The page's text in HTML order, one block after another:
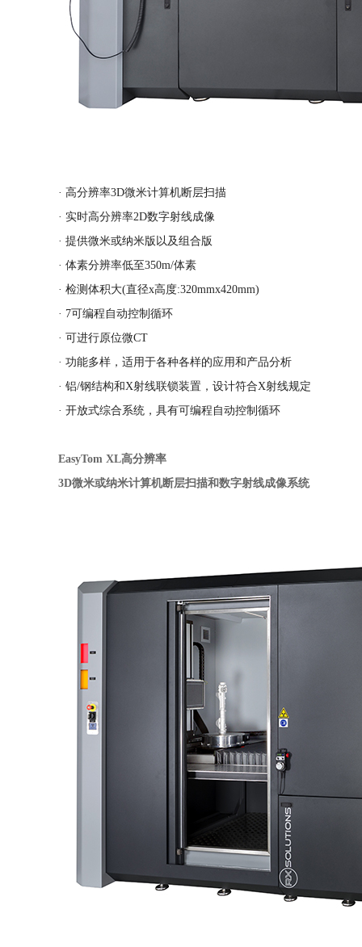
· 高分辨率3D微米计算机断层扫描
· 实时高分辨率2D数字射线成像
· 提供微米或纳米版以及组合版
· 体素分辨率低至350m/体素
· 检测体积大(直径x高度:320mmx420mm)
· 7可编程自动控制循环
· 可进行原位微CT
· 功能多样，适用于各种各样的应用和产品分析
· 铝/钢结构和X射线联锁装置，设计符合X射线规定
· 开放式综合系统，具有可编程自动控制循环
EasyTom XL高分辨率
3D微米或纳米计算机断层扫描和数字射线成像系统